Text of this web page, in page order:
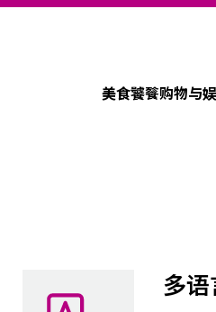
美食饕餮购物与
多